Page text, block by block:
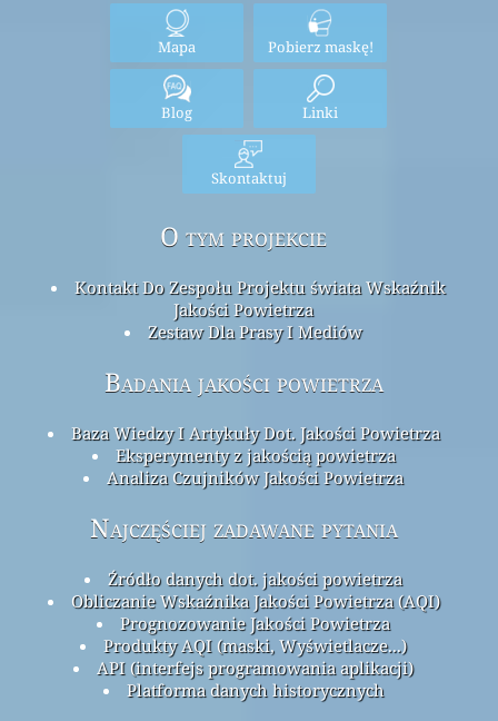
Mapa Pobierz maskę!
Blog Linki
Skontaktuj
O tym projekcie
Kontakt Do Zespołu Projektu świata Wskaźnik
Jakości Powietrza
Zestaw Dla Prasy I Mediów
Badania jakości powietrza
Baza Wiedzy I Artykuły Dot. Jakości Powietrza
Eksperymenty z jakością powietrza
Analiza Czujników Jakości Powietrza
Najczęściej zadawane pytania
Źródło danych dot. jakości powietrza
Obliczanie Wskaźnika Jakości Powietrza (AQI)
Prognozowanie Jakości Powietrza
Produkty AQI (maski, Wyświetlacze...)
API (interfejs programowania aplikacji)
Platforma danych historycznych